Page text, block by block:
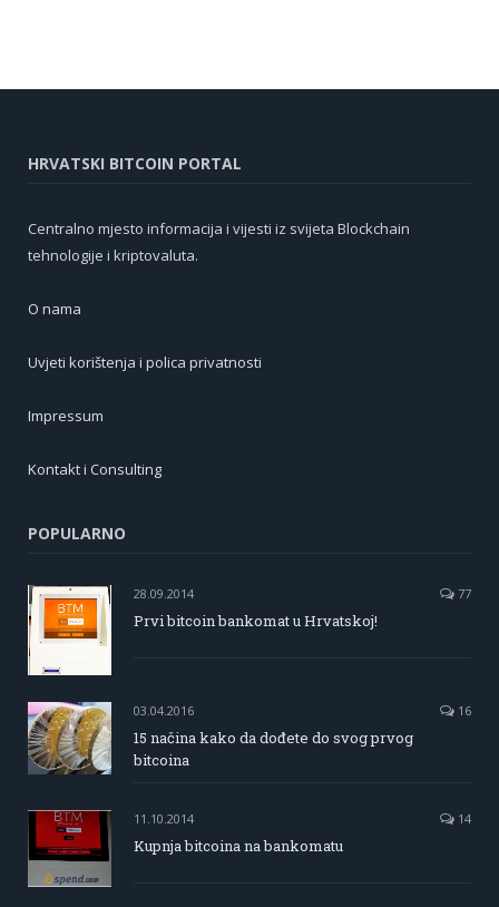
HRVATSKI BITCOIN PORTAL
Centralno mjesto informacija i vijesti iz svijeta Blockchain
tehnologije i kriptovaluta.
O nama
Uvjeti korištenja i polica privatnosti
Impressum
Kontakt i Consulting
POPULARNO
28.09.2014 77
Prvi bitcoin bankomat u Hrvatskoj!
03.04.2016 16
15 načina kako da dođete do svog prvog
bitcoina
11.10.2014 14
Kupnja bitcoina na bankomatu